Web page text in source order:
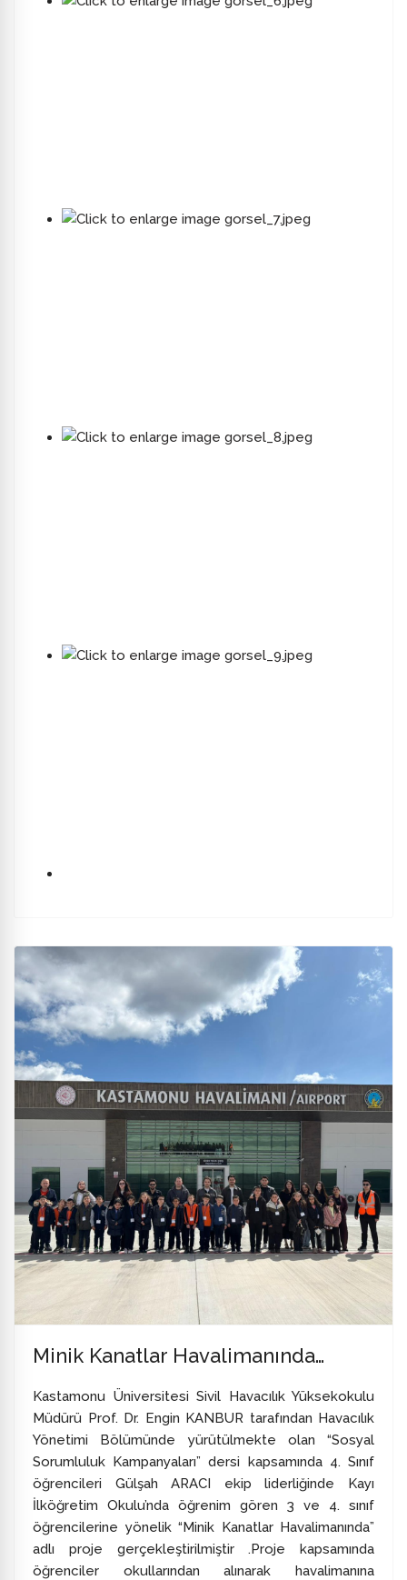
Minik Kanatlar Havalimanında…
Kastamonu Üniversitesi Sivil Havacılık Yüksekokulu
Müdürü Prof. Dr. Engin KANBUR tarafından Havacılık
Yönetimi Bölümünde yürütülmekte olan “Sosyal
Sorumluluk Kampanyaları” dersi kapsamında 4. Sınıf
öğrencileri Gülşah ARACI ekip liderliğinde Kayı
İlköğretim Okulu’nda öğrenim gören 3 ve 4. sınıf
öğrencilerine yönelik “Minik Kanatlar Havalimanında”
adlı proje gerçekleştirilmiştir .Proje kapsamında
öğrenciler okullarından alınarak havalimanına